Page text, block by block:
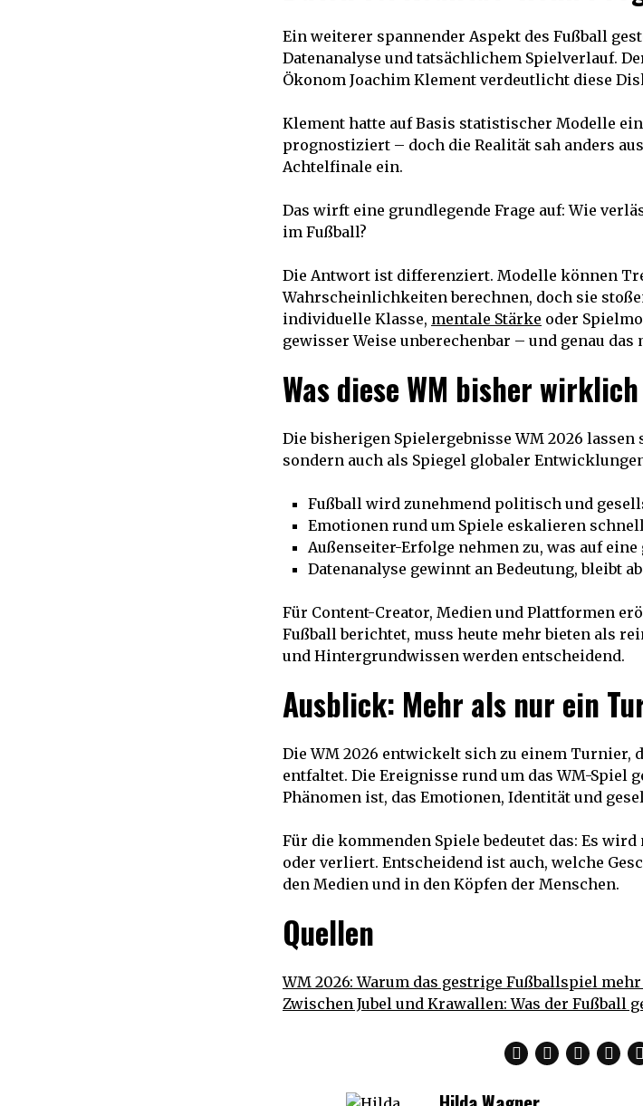
Ein weiterer spannender Aspekt des Fußball
Datenanalyse und tatsächlichem Spielverlauf.
Ökonom Joachim Klement verdeutlicht diese
Klement hatte auf Basis statistischer Modelle
prognostiziert – doch die Realität sah anders
Achtelfinale ein.
Das wirft eine grundlegende Frage auf: Wie
im Fußball?
Die Antwort ist differenziert. Modelle können
Wahrscheinlichkeiten berechnen, doch sie
individuelle Klasse, mentale Stärke oder
gewisser Weise unberechenbar – und genau das
Was diese WM bisher
Die bisherigen Spielergebnisse WM 2026
sondern auch als Spiegel globaler
Fußball wird zunehmend politisch und
Emotionen rund um Spiele eskalieren
Außenseiter-Erfolge nehmen zu, was auf
Datenanalyse gewinnt an Bedeutung, bleibt
Für Content-Creator, Medien und Plattformen
Fußball berichtet, muss heute mehr bieten als
und Hintergrundwissen werden entscheidend.
Ausblick: Mehr als nur ein
Die WM 2026 entwickelt sich zu einem Turnier,
entfaltet. Die Ereignisse rund um das WM-Spiel
Phänomen ist, das Emotionen, Identität und
Für die kommenden Spiele bedeutet das: Es
oder verliert. Entscheidend ist auch, welche
den Medien und in den Köpfen der Menschen.
Quellen
WM 2026: Warum das gestrige Fußballspiel
Zwischen Jubel und Krawallen: Was der Fußball